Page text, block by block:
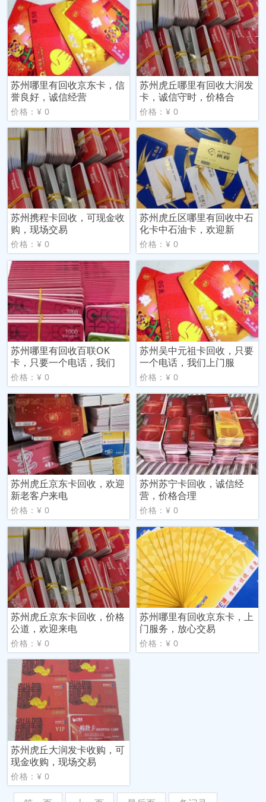
苏州哪里有回收京东卡，信
誉良好，诚信经营
价格：¥ 0
苏州虎丘哪里有回收大润发
卡，诚信守时，价格合
价格：¥ 0
苏州携程卡回收，可现金收
购，现场交易
价格：¥ 0
苏州虎丘区哪里有回收中石
化卡中石油卡，欢迎新
价格：¥ 0
苏州哪里有回收百联OK
卡，只要一个电话，我们
价格：¥ 0
苏州吴中元祖卡回收，只要
一个电话，我们上门服
价格：¥ 0
苏州虎丘京东卡回收，欢迎
新老客户来电
价格：¥ 0
苏州苏宁卡回收，诚信经
营，价格合理
价格：¥ 0
苏州虎丘京东卡回收，价格
公道，欢迎来电
价格：¥ 0
苏州哪里有回收京东卡，上
门服务，放心交易
价格：¥ 0
苏州虎丘大润发卡收购，可
现金收购，现场交易
价格：¥ 0